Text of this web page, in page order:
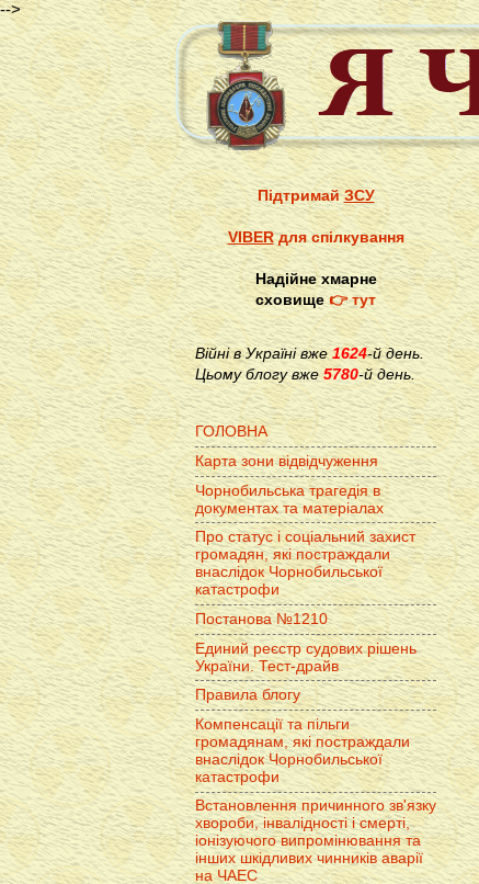
-->
ПідтримайЗСУ
VIBERдля спілкування
Надійне хмарне
сховище👉 тут
Війні в Україні вже1624-й день.
Цьому блогу вже 5780-й день.
ГОЛОВНА
Карта зони відвідчуження
Чорнобильська трагедія в
документах та матеріалах
Про статус і соціальний захист
громадян, які постраждали
внаслідок Чорнобильської
катастрофи
Постанова №1210
Единий реєстр судових рішень
України. Тест-драйв
Правила блогу
Компенсації та пільги
громадянам, які постраждали
внаслідок Чорнобильської
катастрофи
Встановлення причинного зв'язку
хвороби, інвалідності і смерті,
іонізуючого випромінювання та
інших шкідливих чинників аварії
на ЧАЕС